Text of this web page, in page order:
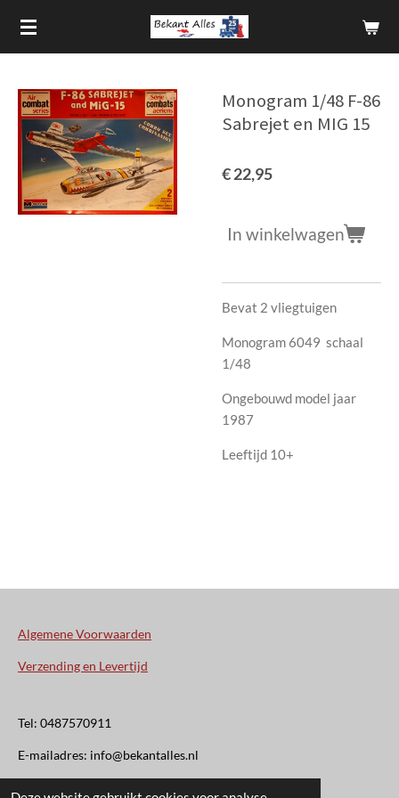
Ga
direct
hoofdinhoud
Monogram 1/48 F-86
Sabrejet en MIG 15
€ 22,95
In winkelwagen
Bevat 2 vliegtuigen
Monogram 6049 schaal
1/48
Ongebouwd model jaar
1987
Leeftijd 10+
Algemene Voorwaarden
Verzending en Levertijd
Tel: 0487570911
E-mailadres: info@bekantalles.nl